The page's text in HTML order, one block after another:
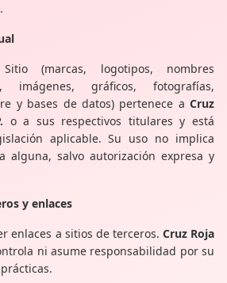
(marcas, logotipos, nombres
imágenes, gráficos, fotografías,
y bases de datos) pertenece a Cruz
o a sus respectivos titulares y está
aplicable. Su uso no implica
alguna, salvo autorización expresa y
y enlaces
enlaces a sitios de terceros. Cruz Roja
ni asume responsabilidad por su